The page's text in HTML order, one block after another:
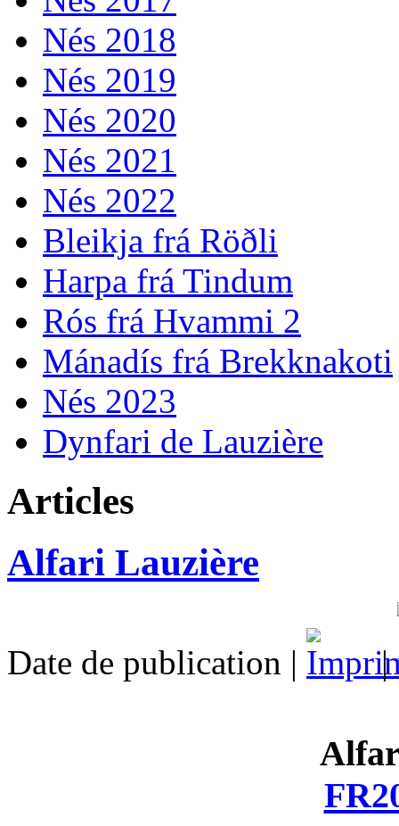
Nés 2018
Nés 2019
Nés 2020
Nés 2021
Nés 2022
Bleikja frá Röðli
Harpa frá Tindum
Rós frá Hvammi 2
Mánadís frá Brekknakoti
Nés 2023
Dynfari de Lauzière
Articles
Alfari Lauzière
Date de publication | |